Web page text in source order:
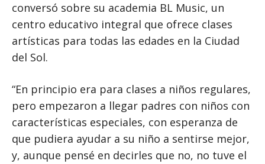
conversó sobre su academia BL Music, un
centro educativo integral que ofrece clases
artísticas para todas las edades en la Ciudad
del Sol.
“En principio era para clases a niños regulares,
pero empezaron a llegar padres con niños con
características especiales, con esperanza de
que pudiera ayudar a su niño a sentirse mejor,
y, aunque pensé en decirles que no, no tuve el